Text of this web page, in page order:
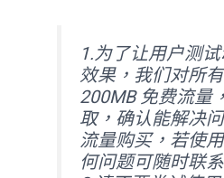
1.为了让用户测
效果，我们对所
200MB 免费流量
取，确认能解决
流量购买，若使
何问题可随时联